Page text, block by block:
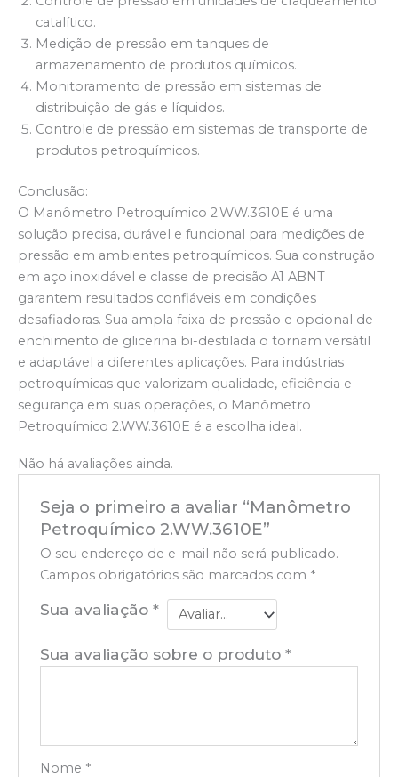
catalítico.
Medição de pressão em tanques de
armazenamento de produtos químicos.
Monitoramento de pressão em sistemas de
distribuição de gás e líquidos.
Controle de pressão em sistemas de transporte de
produtos petroquímicos.
Conclusão:
O Manômetro Petroquímico 2.WW.3610E é uma
solução precisa, durável e funcional para medições de
pressão em ambientes petroquímicos. Sua construção
em aço inoxidável e classe de precisão A1 ABNT
garantem resultados confiáveis em condições
desafiadoras. Sua ampla faixa de pressão e opcional de
enchimento de glicerina bi-destilada o tornam versátil
e adaptável a diferentes aplicações. Para indústrias
petroquímicas que valorizam qualidade, eficiência e
segurança em suas operações, o Manômetro
Petroquímico 2.WW.3610E é a escolha ideal.
Não há avaliações ainda.
Seja o primeiro a avaliar “Manômetro
Petroquímico 2.WW.3610E”
O seu endereço de e-mail não será publicado.
Campos obrigatórios são marcados com *
Sua avaliação*
Sua avaliação sobre o produto*
Nome *